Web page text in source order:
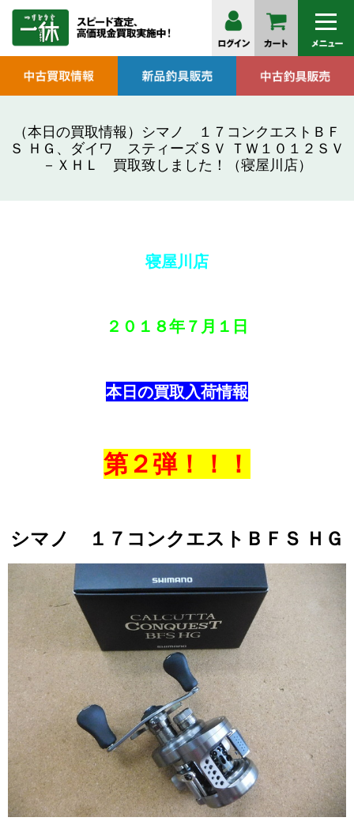
（本日の買取情報）シマノ １７コンクエストＢＦ
Ｓ ＨＧ、ダイワ スティーズＳＶ ＴＷ１０１２ＳＶ
－ＸＨＬ 買取致しました！（寝屋川店）
寝屋川店
２０１８年 ７月１ 日
本日の買取入荷情報
第２弾！！！
シマノ １７コンクエストＢＦＳ ＨＧ